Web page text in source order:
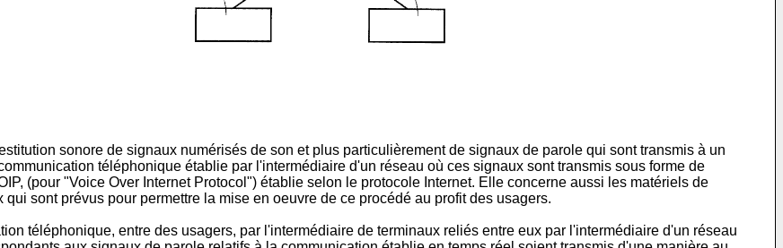
sonore de signaux numérisés de son et plus particulièrement de signaux de parole qui sont transmis à un
téléphonique établie par l'intermédiaire d'un réseau où ces signaux sont transmis sous forme de
(pour "Voice Over Internet Protocol") établie selon le protocole Internet. Elle concerne aussi les matériels de
sont prévus pour permettre la mise en oeuvre de ce procédé au profit des usagers.
téléphonique, entre des usagers, par l'intermédiaire de terminaux reliés entre eux par l'intermédiaire d'un réseau